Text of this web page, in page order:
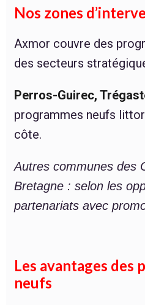
Nos zones
Axmor couvre des
des secteurs
Perros-Guirec,
programmes neufs
côte.
Autres communes des
Bretagne : selon les
partenariats avec
Les avantages des
neufs